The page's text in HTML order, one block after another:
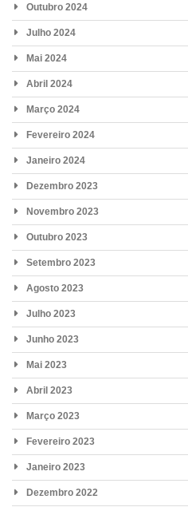
Outubro 2024
Julho 2024
Mai 2024
Abril 2024
Março 2024
Fevereiro 2024
Janeiro 2024
Dezembro 2023
Novembro 2023
Outubro 2023
Setembro 2023
Agosto 2023
Julho 2023
Junho 2023
Mai 2023
Abril 2023
Março 2023
Fevereiro 2023
Janeiro 2023
Dezembro 2022